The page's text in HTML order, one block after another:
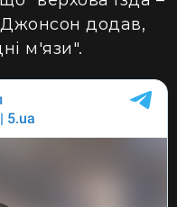
Джонсон додав,
м'язи".